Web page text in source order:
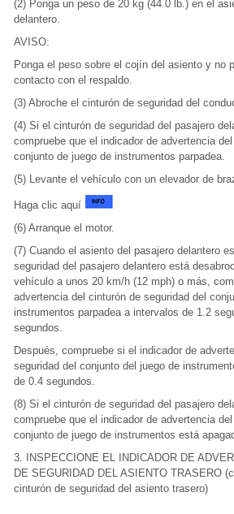
(2) Ponga un peso de 20 kg (44.0 lb.) en el
delantero.
AVISO:
Ponga el peso sobre el cojín del asiento y no
contacto con el respaldo.
(3) Abroche el cinturón de seguridad del
(4) Si el cinturón de seguridad del pasajero
compruebe que el indicador de advertencia
conjunto de juego de instrumentos parpadea.
(5) Levante el vehículo con un elevador de
Haga clic aquí
(6) Arranque el motor.
(7) Cuando el asiento del pasajero delantero
seguridad del pasajero delantero está
vehículo a unos 20 km/h (12 mph) o más,
advertencia del cinturón de seguridad del
instrumentos parpadea a intervalos de 1.2
segundos.
Después, compruebe si el indicador de
seguridad del conjunto del juego de
de 0.4 segundos.
(8) Si el cinturón de seguridad del pasajero
compruebe que el indicador de advertencia
conjunto de juego de instrumentos está
3. INSPECCIONE EL INDICADOR DE
DE SEGURIDAD DEL ASIENTO TRASERO
cinturón de seguridad del asiento trasero)